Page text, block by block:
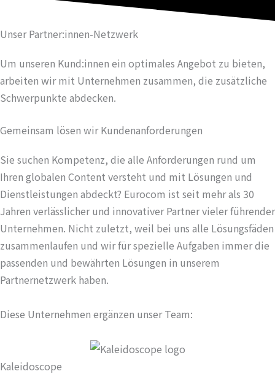
Unser Partner:innen-Netzwerk
Um unseren Kund:innen ein optimales Angebot zu bieten,
arbeiten wir mit Unternehmen zusammen, die zusätzliche
Schwerpunkte abdecken.
Gemeinsam lösen wir Kundenanforderungen
Sie suchen Kompetenz, die alle Anforderungen rund um
Ihren globalen Content versteht und mit Lösungen und
Dienstleistungen abdeckt? Eurocom ist seit mehr als 30
Jahren verlässlicher und innovativer Partner vieler führender
Unternehmen. Nicht zuletzt, weil bei uns alle Lösungsfäden
zusammenlaufen und wir für spezielle Aufgaben immer die
passenden und bewährten Lösungen in unserem
Partnernetzwerk haben.
Diese Unternehmen ergänzen unser Team:
Kaleidoscope